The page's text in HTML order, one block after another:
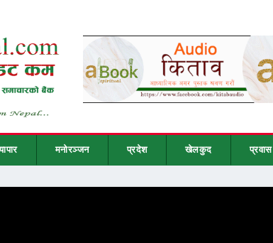
मनोरञ्जन प्रदेश खेलकुद प्रवास